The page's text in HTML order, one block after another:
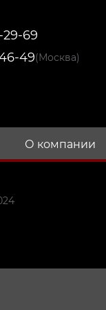
29-69
49(Москва)
О компании